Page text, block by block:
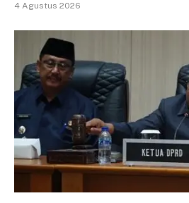
4 Agustus 2026